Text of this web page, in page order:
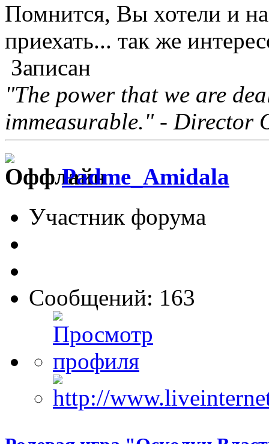
Помнится, Вы хотели и
приехать... так же
Записан
"The power that we are
immeasurable." - Director
Padme_Amidala
Участник форума
Сообщений: 163